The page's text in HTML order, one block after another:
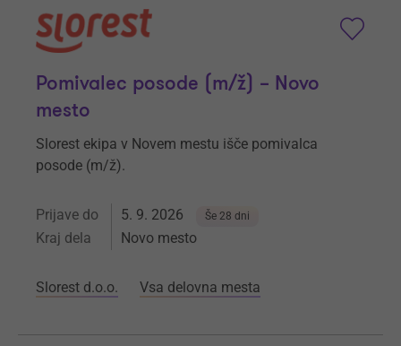
Pomivalec posode (m/ž) – Novo
mesto
Slorest ekipa v Novem mestu išče pomivalca
posode (m/ž).
Prijave do 5. 9. 2026 Še 28 dni
Kraj dela Novo mesto
Slorest d.o.o. Vsa delovna mesta